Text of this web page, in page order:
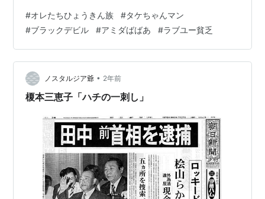
内輪ウケありで笑いを取っていました。 特に「タケちゃ
んマン」のコーナーや、「ひょうきん懺悔室」「ラブユ
ー貧乏」のコーナーが面白かったなあ… ヒーローなのに
カッコ悪いタケちゃんマン 悪役らしい風貌のブラックデ
ビル あみだくじの結果で攻撃するアミダばばあ ビックリ
箱攻撃が得意のナンデスカマン 精神…
#オレたちひょうきん族 #タケちゃんマン
#ブラックデビル #アミダばばあ #ラブユー貧乏
ノスタルジア爺 • 2年前
榎本三恵子「ハチの一刺し」